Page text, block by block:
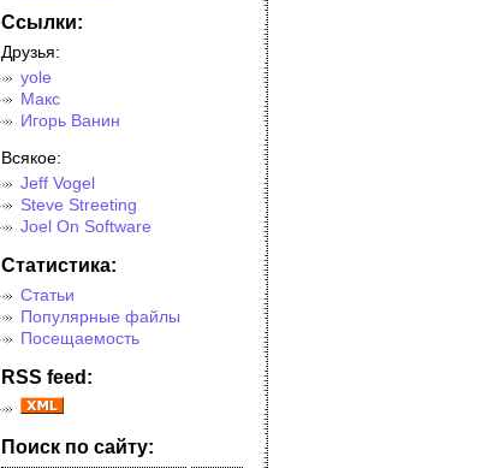
Cсылки:
Друзья:
yole
Макс
Игорь Ванин
Всякое:
Jeff Vogel
Steve Streeting
Joel On Software
Cтатистика:
Статьи
Популярные файлы
Посещаемость
RSS feed:
Поиск по сайту: